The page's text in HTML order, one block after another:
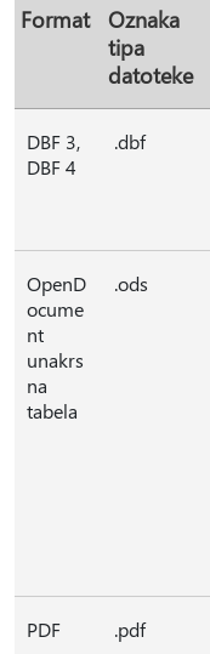
Format
Oznaka
tipa
datoteke
DBF 3,
DBF 4
.dbf
OpenD
ocume
nt
unakrs
na
tabela
.ods
PDF .pdf